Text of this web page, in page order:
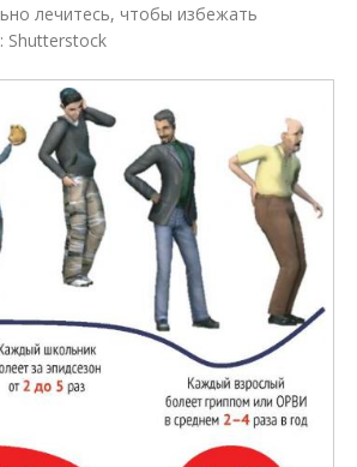
лечитесь, чтобы избежать
Shutterstock